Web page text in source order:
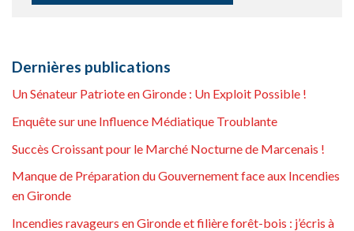
Dernières publications
Un Sénateur Patriote en Gironde : Un Exploit Possible !
Enquête sur une Influence Médiatique Troublante
Succès Croissant pour le Marché Nocturne de Marcenais !
Manque de Préparation du Gouvernement face aux Incendies
en Gironde
Incendies ravageurs en Gironde et filière forêt-bois : j’écris à